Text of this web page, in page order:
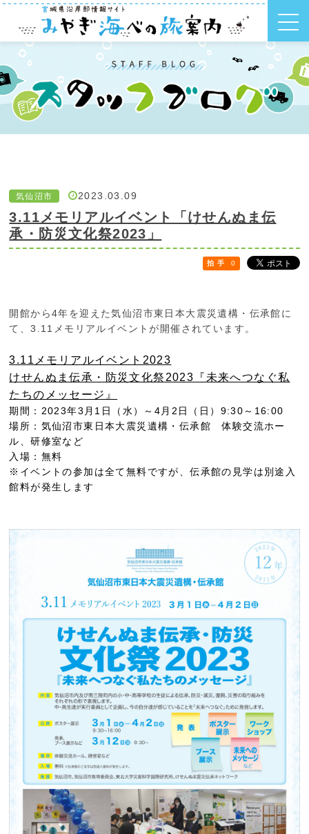
気仙沼市 2023.03.09
3.11メモリアルイベント「けせんぬま伝
承・防災文化祭2023」
拍 手 0
開館から4年を迎えた気仙沼市東日本大震災遺構・伝承館に
て、3.11メモリアルイベントが開催されています。
3.11メモリアルイベント2023
けせんぬま伝承・防災文化祭2023『未来へつなぐ私
たちのメッセージ』
期間：2023年3月1日（水）～4月2日（日）9:30～16:00
場所：気仙沼市東日本大震災遺構・伝承館 体験交流ホー
ル、研修室など
入場：無料
※イベントの参加は全て無料ですが、伝承館の見学は別途入
館料が発生します